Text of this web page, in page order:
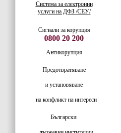
Система за електронни
услуги на ДФЗ /СЕУ/
Сигнали за корупция
0800 20 200
Антикорупция
Предотвратяване
и установяване
на конфликт на интереси
Български